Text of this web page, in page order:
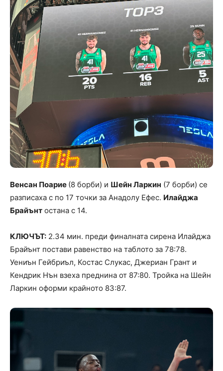
Венсан Поарие (8 борби) и Шейн Ларкин (7 борби) се
разписаха с по 17 точки за Анадолу Ефес. Илайджа
Брайънт остана с 14.
КЛЮЧЪТ: 2.34 мин. преди финалната сирена Илайджа
Брайънт постави равенство на таблото за 78:78.
Уениън Гейбриъл, Костас Слукас, Джериан Грант и
Кендрик Нън взеха преднина от 87:80. Тройка на Шейн
Ларкин оформи крайното 83:87.